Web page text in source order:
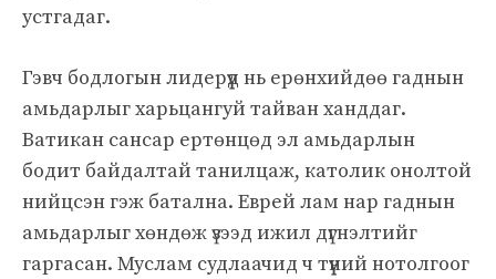
устгадаг.
Гэвч бодлогын лидерүүд нь ерөнхийдөө гаднын
амьдарлыг харьцангуй тайван ханддаг.
Ватикан сансар ертөнцөд эл амьдарлын
бодит байдалтай танилцаж, католик онолтой
нийцсэн гэж батална. Еврей лам нар гаднын
амьдарлыг хөндөж үзээд ижил дүгнэлтийг
гаргасан. Муслам судлаачид ч түүний нотолгоог